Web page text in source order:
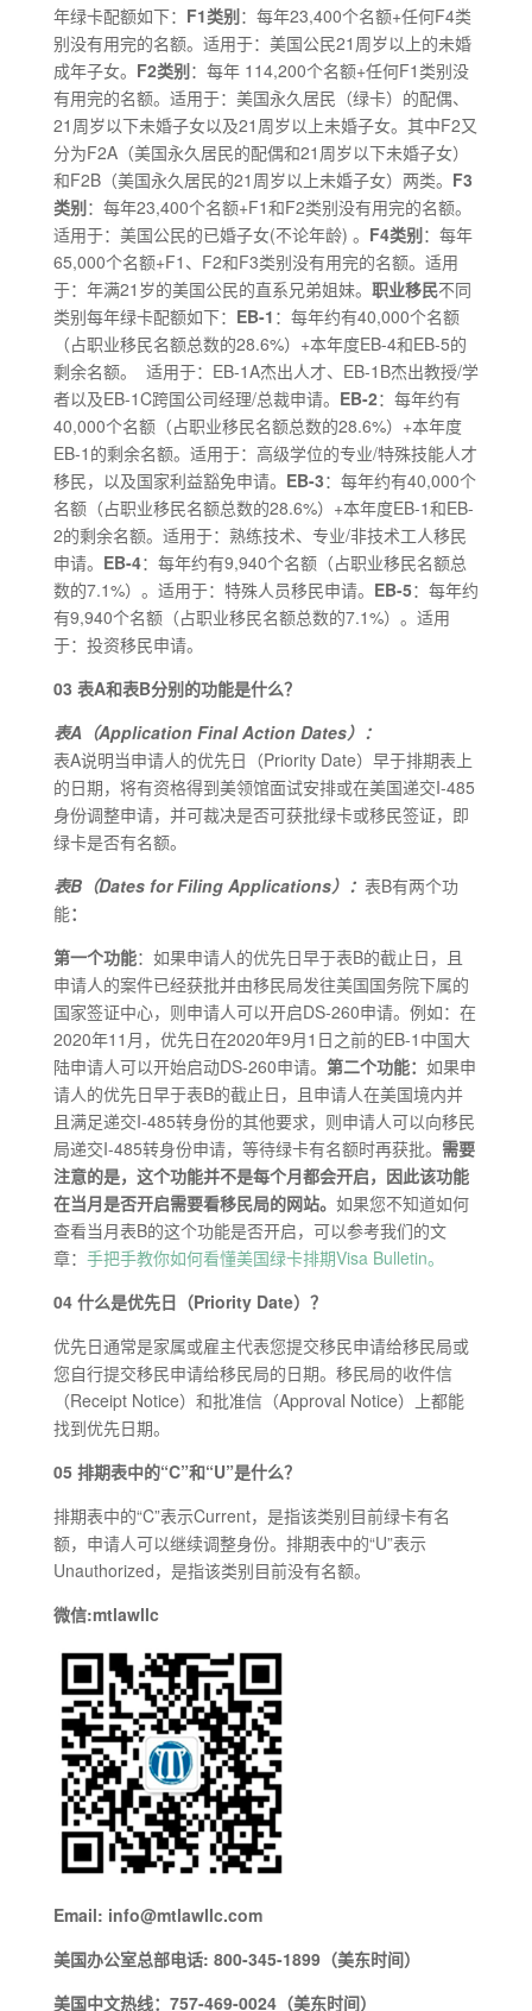
年绿卡配额如下： F1类别：每年23,400个名额+任何F4类
别没有用完的名额。适用于：美国公民21周岁以上的未婚
成年子女。 F2类别：每年 114,200个名额+任何F1类别没
有用完的名额。适用于：美国永久居民（绿卡）的配偶、
21周岁以下未婚子女以及21周岁以上未婚子女。其中F2又
分为F2A（美国永久居民的配偶和21周岁以下未婚子女）
和F2B（美国永久居民的21周岁以上未婚子女）两类。 F3
类别：每年23,400个名额+F1和F2类别没有用完的名额。
适用于：美国公民的已婚子女(不论年龄) 。 F4类别：每年
65,000个名额+F1、F2和F3类别没有用完的名额。适用
于：年满21岁的美国公民的直系兄弟姐妹。 职业移民不同
类别每年绿卡配额如下： EB-1 ：每年约有40,000个名额
（占职业移民名额总数的28.6%）+本年度EB-4和EB-5的
剩余名额。 适用于：EB-1A杰出人才、EB-1B杰出教授/学
者以及EB-1C跨国公司经理/总裁申请。 EB-2：每年约有
40,000个名额（占职业移民名额总数的28.6%）+本年度
EB-1的剩余名额。适用于：高级学位的专业/特殊技能人才
移民，以及国家利益豁免申请。 EB-3：每年约有40,000个
名额（占职业移民名额总数的28.6%）+本年度EB-1和EB-
2的剩余名额。适用于：熟练技术、专业/非技术工人移民
申请。 EB-4：每年约有9,940个名额（占职业移民名额总
数的7.1%）。适用于：特殊人员移民申请。 EB-5：每年约
有9,940个名额（占职业移民名额总数的7.1%）。适用
于：投资移民申请。
03 表A和表B分别的功能是什么？
表A（Application Final Action Dates）：
表A说明当申请人的优先日（Priority Date）早于排期表上
的日期，将有资格得到美领馆面试安排或在美国递交I-485
身份调整申请，并可裁决是否可获批绿卡或移民签证，即
绿卡是否有名额。
表B（Dates for Filing Applications）： 表B有两个功
能：
第一个功能：如果申请人的优先日早于表B的截止日，且
申请人的案件已经获批并由移民局发往美国国务院下属的
国家签证中心，则申请人可以开启DS-260申请。例如：在
2020年11月，优先日在2020年9月1日之前的EB-1中国大
陆申请人可以开始启动DS-260申请。 第二个功能： 如果申
请人的优先日早于表B的截止日，且申请人在美国境内并
且满足递交I-485转身份的其他要求，则申请人可以向移民
局递交I-485转身份申请，等待绿卡有名额时再获批。 需要
注意的是，这个功能并不是每个月都会开启，因此该功能
在当月是否开启需要看移民局的网站。 如果您不知道如何
查看当月表B的这个功能是否开启，可以参考我们的文
章： 手把手教你如何看懂美国绿卡排期Visa Bulletin。
04 什么是优先日（Priority Date）？
优先日通常是家属或雇主代表您提交移民申请给移民局或
您自行提交移民申请给移民局的日期。移民局的收件信
（Receipt Notice）和批准信（Approval Notice）上都能
找到优先日期。
05 排期表中的“C”和“U”是什么？
排期表中的“C”表示Current，是指该类别目前绿卡有名
额，申请人可以继续调整身份。排期表中的“U”表示
Unauthorized，是指该类别目前没有名额。
微信:mtlawllc
Email: info@mtlawllc.com
美国办公室总部电话: 800-345-1899（美东时间）
美国中文热线：757-469-0024（美东时间）